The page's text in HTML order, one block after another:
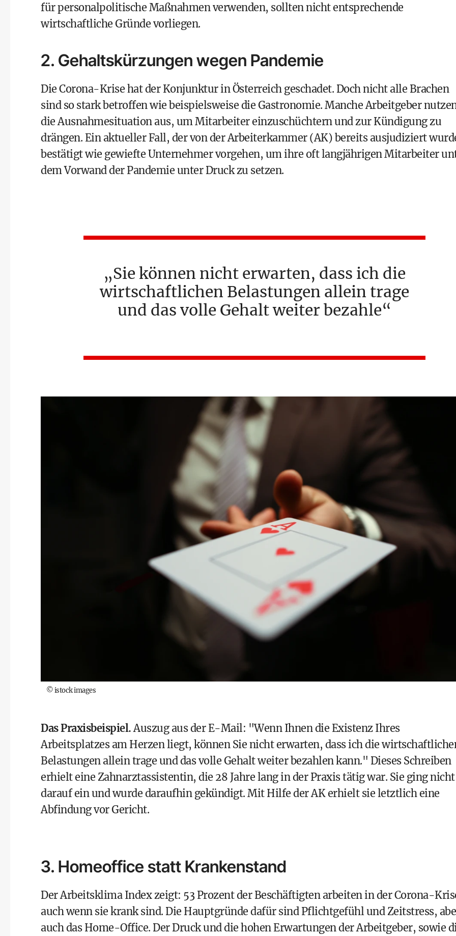
für personalpolitische Maßnahmen verwenden, sollten nicht entsprechende
wirtschaftliche Gründe vorliegen.
2. Gehaltskürzungen wegen Pandemie
Die Corona-Krise hat der Konjunktur in Österreich geschadet. Doch nicht alle Brachen
sind so stark betroffen wie beispielsweise die Gastronomie. Manche Arbeitgeber
die Ausnahmesituation aus, um Mitarbeiter einzuschüchtern und zur Kündigung zu
drängen. Ein aktueller Fall, der von der Arbeiterkammer (AK) bereits ausjudiziert
bestätigt wie gewiefte Unternehmer vorgehen, um ihre oft langjährigen Mitarbeiter
dem Vorwand der Pandemie unter Druck zu setzen.
Sie können nicht erwarten, dass ich die
wirtschaftlichen Belastungen allein trage
und das volle Gehalt weiter bezahle
©istock images
Das Praxisbeispiel. Auszug aus der E-Mail: "Wenn Ihnen die Existenz Ihres
Arbeitsplatzes am Herzen liegt, können Sie nicht erwarten, dass ich die
Belastungen allein trage und das volle Gehalt weiter bezahlen kann." Dieses Schreiben
erhielt eine Zahnarztassistentin, die 28 Jahre lang in der Praxis tätig war. Sie ging nicht
darauf ein und wurde daraufhin gekündigt. Mit Hilfe der AK erhielt sie letztlich eine
Abfindung vor Gericht.
3. Homeoffice statt Krankenstand
Der Arbeitsklima Index zeigt: 53 Prozent der Beschäftigten arbeiten in der Corona-
auch wenn sie krank sind. Die Hauptgründe dafür sind Pflichtgefühl und Zeitstress,
auch das Home-Office. Der Druck und die hohen Erwartungen der Arbeitgeber, sowie